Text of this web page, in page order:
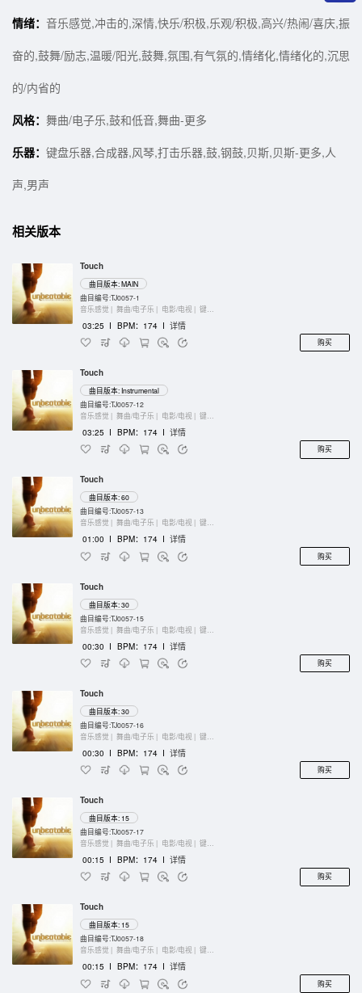
情绪： 音乐感觉,冲击的,深情,快乐/积极,乐观/积极,高兴/热闹/喜庆,振
奋的,鼓舞/励志,温暖/阳光,鼓舞,氛围,有气氛的,情绪化,情绪化的,沉思
的/内省的
风格： 舞曲/电子乐,鼓和低音,舞曲-更多
乐器： 键盘乐器,合成器,风琴,打击乐器,鼓,钢鼓,贝斯,贝斯-更多,人
声,男声
相关版本
Touch
曲目版本: MAIN
曲目编号:TJ0057-1
音乐感觉 | 舞曲/电子乐 | 电影/电视 | 键盘乐器
03:25 I BPM：174 I 详情
购买
Touch
曲目版本: Instrumental
曲目编号:TJ0057-12
音乐感觉 | 舞曲/电子乐 | 电影/电视 | 键盘乐器
03:25 I BPM：174 I 详情
购买
Touch
曲目版本: 60
曲目编号:TJ0057-13
音乐感觉 | 舞曲/电子乐 | 电影/电视 | 键盘乐器
01:00 I BPM：174 I 详情
购买
Touch
曲目版本: 30
曲目编号:TJ0057-15
音乐感觉 | 舞曲/电子乐 | 电影/电视 | 键盘乐器
00:30 I BPM：174 I 详情
购买
Touch
曲目版本: 30
曲目编号:TJ0057-16
音乐感觉 | 舞曲/电子乐 | 电影/电视 | 键盘乐器
00:30 I BPM：174 I 详情
购买
Touch
曲目版本: 15
曲目编号:TJ0057-17
音乐感觉 | 舞曲/电子乐 | 电影/电视 | 键盘乐器
00:15 I BPM：174 I 详情
购买
Touch
曲目版本: 15
曲目编号:TJ0057-18
音乐感觉 | 舞曲/电子乐 | 电影/电视 | 键盘乐器
00:15 I BPM：174 I 详情
购买